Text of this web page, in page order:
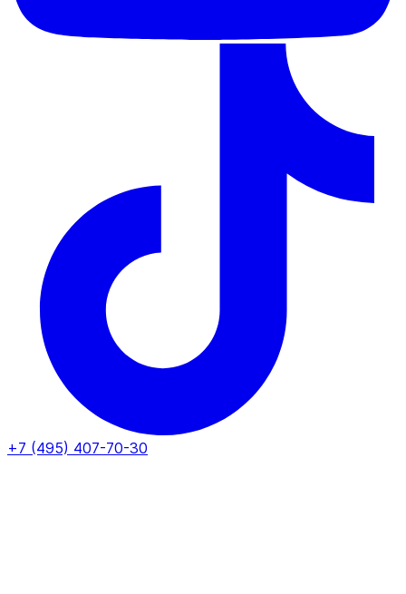
+7 (495) 407-70-30